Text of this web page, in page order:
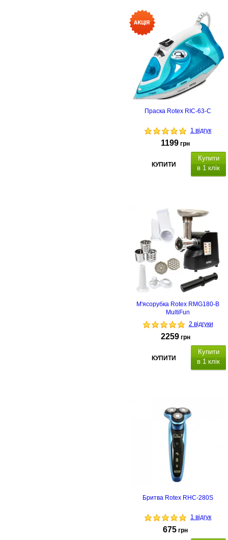
Праска Rotex RIC-63-C
1 відгук
1199 грн
КУПИТИ
Купити
в 1 клік
самоочищення, проти
крапельна система, автоматичн
е відключення,
М'ясорубка Rotex RMG180-B
MultiFun
2 відгуки
2259 грн
КУПИТИ
Купити
в 1 клік
Бритва Rotex RHC-280S
1 відгук
675 грн